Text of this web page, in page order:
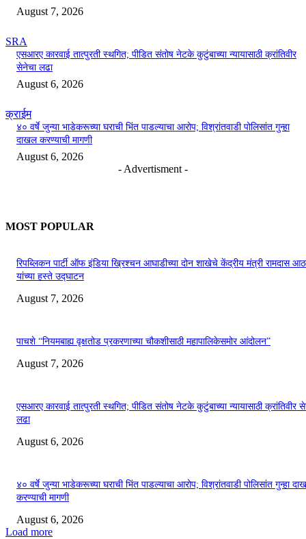
August 7, 2026
SRA
एसआरए कारवाई तात्पुरती स्थगित; पीडित संतोष नेटके कुटुंबाच्या न्यायासाठी क्रांतिवीर
सेनेचा लढा
August 6, 2026
क्राईम
४० वर्षे जुन्या भाडेकरूच्या घराची भिंत पाडल्याचा आरोप; विश्रांतवाडी पोलिसांत गुन्हा
दाखल करण्याची मागणी
August 6, 2026
- Advertisment -
MOST POPULAR
रिपब्लिकन पार्टी ऑफ इंडिया ख्रिश्चन आघाडीच्या दोन शाखेचे केंद्रीय मंत्री रामदास
यांच्या हस्ते उद्घाटन
August 7, 2026
पाचशे “नियमबाह्य वृक्षतोड प्रकरणाच्या चौकशीसाठी महापालिकेसमोर आंदोलन”
August 7, 2026
एसआरए कारवाई तात्पुरती स्थगित; पीडित संतोष नेटके कुटुंबाच्या न्यायासाठी क्रांतिवीर
लढा
August 6, 2026
४० वर्षे जुन्या भाडेकरूच्या घराची भिंत पाडल्याचा आरोप; विश्रांतवाडी पोलिसांत गुन्हा
करण्याची मागणी
August 6, 2026
Load more